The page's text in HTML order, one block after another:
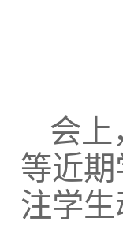
会上
等近
注学